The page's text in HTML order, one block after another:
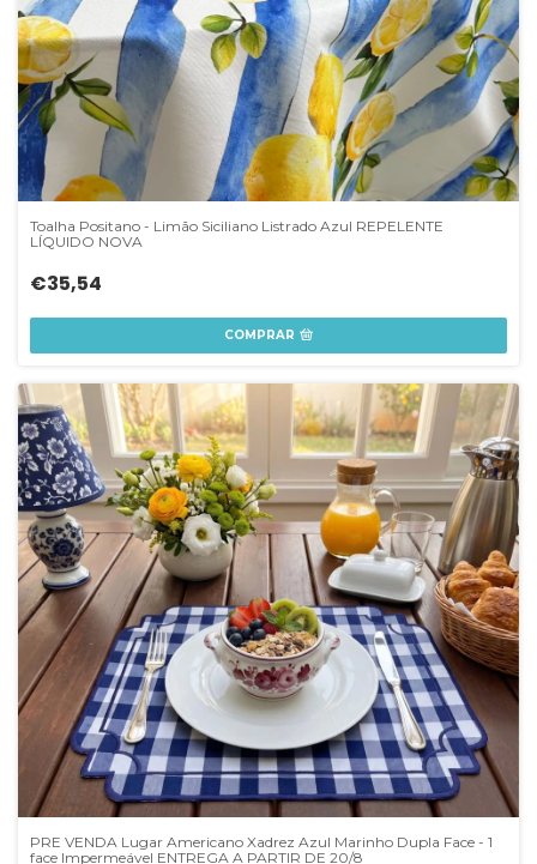
Toalha Positano - Limão Siciliano Listrado Azul REPELENTE
LÍQUIDO NOVA
€35,54
COMPRAR
PRE VENDA Lugar Americano Xadrez Azul Marinho Dupla Face - 1
face Impermeável ENTREGA A PARTIR DE 20/8